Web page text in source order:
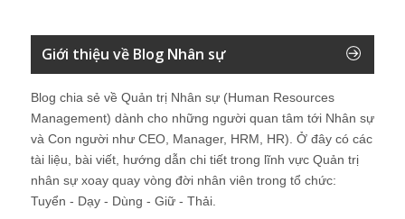
Giới thiệu về Blog Nhân sự
Blog chia sẻ về Quản trị Nhân sự (Human Resources
Management) dành cho những người quan tâm tới Nhân sự
và Con người như CEO, Manager, HRM, HR). Ở đây có các
tài liệu, bài viết, hướng dẫn chi tiết trong lĩnh vực Quản trị
nhân sự xoay quay vòng đời nhân viên trong tổ chức:
Tuyển - Dạy - Dùng - Giữ - Thải.